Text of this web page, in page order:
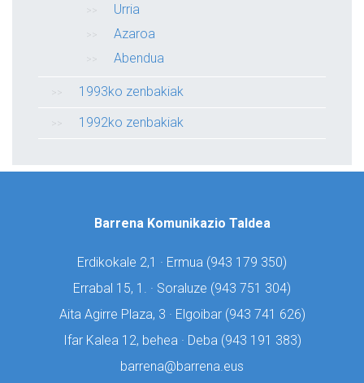
Urria
Azaroa
Abendua
1993ko zenbakiak
1992ko zenbakiak
Barrena Komunikazio Taldea
Erdikokale 2,1 · Ermua (943 179 350)
Errabal 15, 1. · Soraluze (943 751 304)
Aita Agirre Plaza, 3 · Elgoibar (943 741 626)
Ifar Kalea 12, behea · Deba (943 191 383)
barrena@barrena.eus